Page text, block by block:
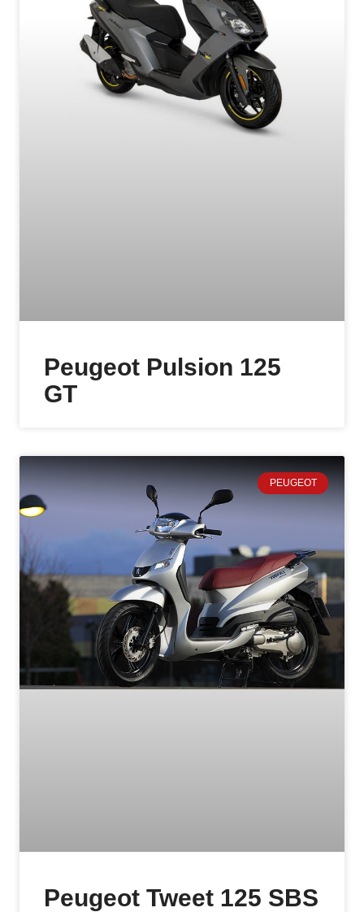
Peugeot Pulsion 125
GT
PEUGEOT
Peugeot Tweet 125 SBS